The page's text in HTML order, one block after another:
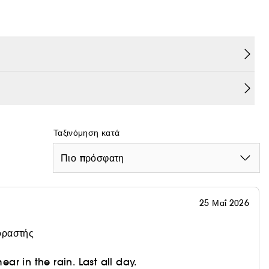
πυκνότητα κάθε βλεφαρίδας, για εντυπωσιακό όγκο
του δέρματος για ολοένα και πιο όμορφη εφαρμογή
Ταξινόμηση κατά
Πιο πρόσφατη
25 Μαΐ 2026
in the rain. Last all day.